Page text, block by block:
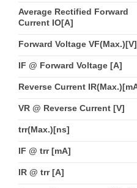
Average Rectified Forward
Current IO[A]
Forward Voltage VF(Max.)[V]
IF @ Forward Voltage [A]
Reverse Current
VR @ Reverse Current [V]
trr(Max.)[ns]
IF @ trr [mA]
IR @ trr [A]